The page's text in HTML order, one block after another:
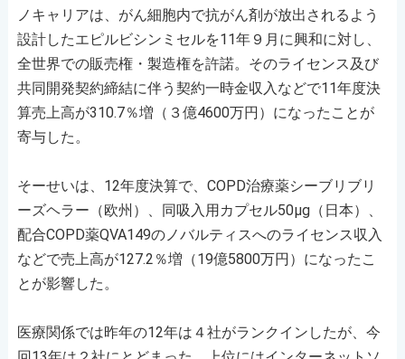
ノキャリアは、がん細胞内で抗がん剤が放出されるよう
設計したエピルビシンミセルを11年９月に興和に対し、
全世界での販売権・製造権を許諾。そのライセンス及び
共同開発契約締結に伴う契約一時金収入などで11年度決
算売上高が310.7％増（３億4600万円）になったことが
寄与した。
そーせいは、12年度決算で、COPD治療薬シーブリブリ
ーズヘラー（欧州）、同吸入用カプセル50μg（日本）、
配合COPD薬QVA149のノバルティスへのライセンス収入
などで売上高が127.2％増（19億5800万円）になったこ
とが影響した。
医療関係では昨年の12年は４社がランクインしたが、今